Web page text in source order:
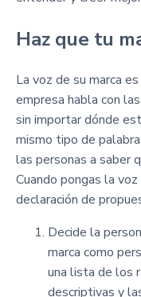
Haz que tu
La voz de su marca
empresa habla con
sin importar dónde
mismo tipo de
las personas a saber
Cuando pongas la
declaración de
Decide la
marca como
una lista de los
descriptivas y